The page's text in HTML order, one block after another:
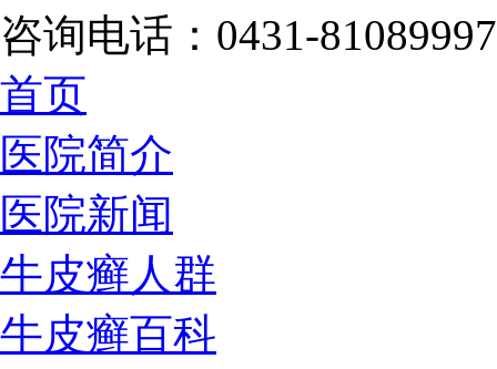
咨询电话：0431-81089997
首页
医院简介
医院新闻
牛皮癣人群
牛皮癣百科